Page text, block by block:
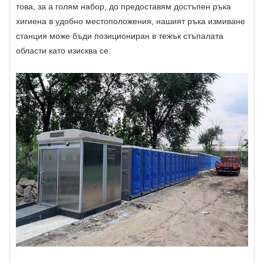
това, за a голям набор, до предоставям достъпен ръка
хигиена в удобно местоположения, нашият ръка измиване
станция може бъди позициониран в тежък стъпалата
области като изисква се.